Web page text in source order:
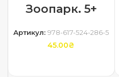
Зоопарк. 5+
Артикул: 978-617-524-286-5
45.00₴